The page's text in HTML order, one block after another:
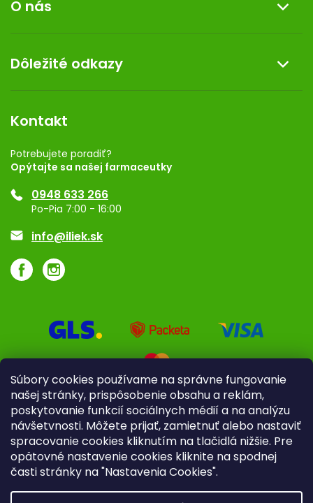
Súbory cookies používame na správne fungovanie
našej stránky, prispôsobenie obsahu a reklám,
poskytovanie funkcií sociálnych médií a na analýzu
návšetvnosti. Môžete prijať, zamietnuť alebo nastaviť
spracovanie cookies kliknutím na tlačidlá nižšie. Pre
opätovné nastavenie cookies kliknite na spodnej
časti stránky na "Nastavenia Cookies".
Reklamácia a vrátenie tovaru
Doprava a platba
Darček k nákupu
O nás
Kontakt
Dermocentrum
Dôležité odkazy
Rozhodnutie na prevádzku
Registrácia
Ponuka pre firmy
Značky
Kontakt
Potrebujete poradiť?
Opýtajte sa našej farmaceutky
0948 633 266
Po-Pia 7:00 - 16:00
info@iliek.sk
Pre firmy Poradenstvo